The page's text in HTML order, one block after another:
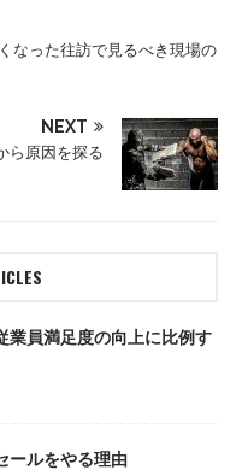
なった往訪で見るべき現場の
NEXT
ら原因を探る
業員満足度の向上に比例す
ールをやる理由